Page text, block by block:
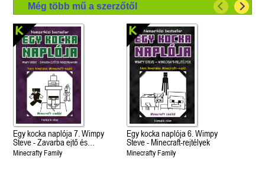
Még több mű a szerzőtől
Egy kocka naplója 7. Wimpy
Steve - Zavarba ejtő és
boszorkányos
Minecrafty Family
Egy kocka naplója 6. Wimpy
Steve - Minecraft-rejtélyek
Minecrafty Family